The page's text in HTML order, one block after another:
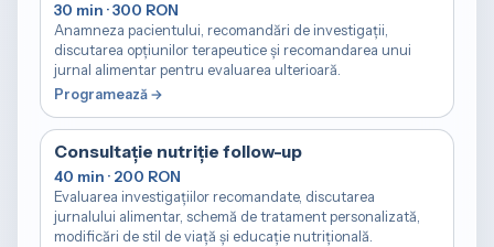
30 min · 300 RON
Anamneza pacientului, recomandări de investigații,
discutarea opțiunilor terapeutice și recomandarea unui
jurnal alimentar pentru evaluarea ulterioară.
Consultație nutriție follow-up
40 min · 200 RON
Evaluarea investigațiilor recomandate, discutarea
jurnalului alimentar, schemă de tratament personalizată,
modificări de stil de viață și educație nutrițională.